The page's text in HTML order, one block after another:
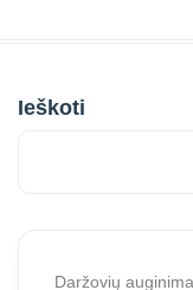
Ieškoti
Daržovių